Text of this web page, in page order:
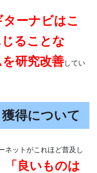
ターナビはこ
ることな
研究改善してい
獲得について
ネットがこれほど普及し
「良いものは